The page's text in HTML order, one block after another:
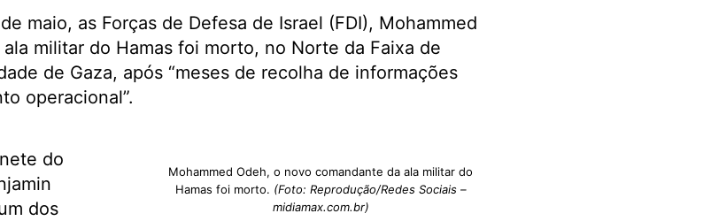
maio, as Forças de Defesa de Israel (FDI), Mohammed
militar do Hamas foi morto, no Norte da Faixa de
de Gaza, após “meses de recolha de informações
operacional”.
Mohammed Odeh, o novo comandante da ala militar do
Hamas foi morto. (Foto: Reprodução/Redes Sociais –
midiamax.com.br)
do
dos